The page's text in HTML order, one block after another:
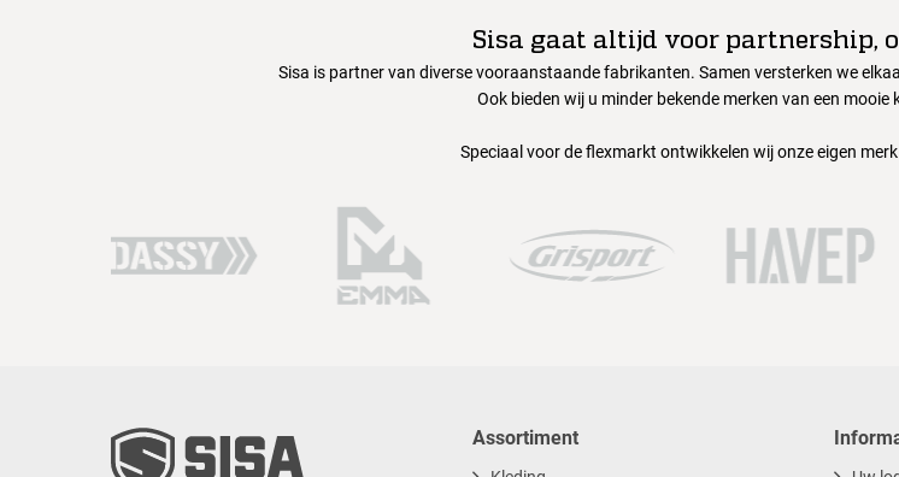
Sisa gaat altijd voor partnership,
Sisa is partner van diverse vooraanstaande fabrikanten. Samen versterken we
Ook bieden wij u minder bekende merken van een
Speciaal voor de flexmarkt ontwikkelen wij onze eigen
Assortiment